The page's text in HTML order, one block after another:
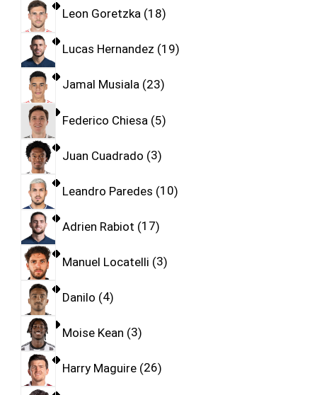
Leon Goretzka 18
Lucas Hernandez 19
Jamal Musiala 23
Federico Chiesa 5
Juan Cuadrado 3
Leandro Paredes 10
Adrien Rabiot 17
Manuel Locatelli 3
Danilo 4
Moise Kean 3
Harry Maguire 26